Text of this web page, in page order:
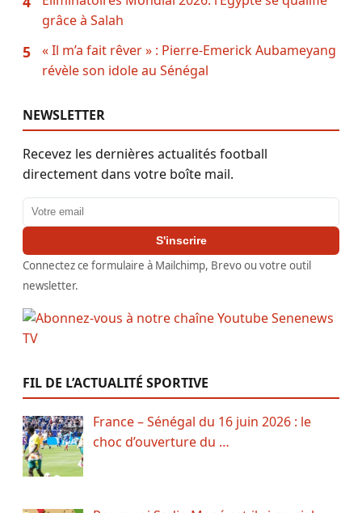
grâce à Salah
5
« Il m’a fait rêver » : Pierre-Emerick Aubameyang
révèle son idole au Sénégal
NEWSLETTER
Recevez les dernières actualités football
directement dans votre boîte mail.
Adresse email
S'inscrire
Connectez ce formulaire à Mailchimp, Brevo ou votre outil
newsletter.
FIL DE L’ACTUALITÉ SPORTIVE
France – Sénégal du 16 juin 2026 : le
choc d’ouverture du …